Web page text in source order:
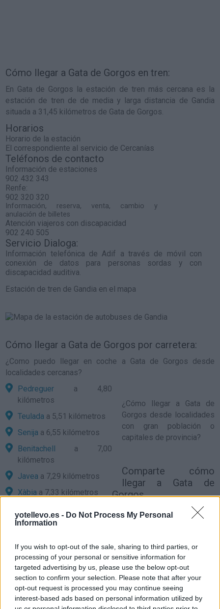
yotellevo.es - Do Not Process My Personal
Information
If you wish to opt-out of the sale, sharing to third parties, or
processing of your personal or sensitive information for
targeted advertising by us, please use the below opt-out
section to confirm your selection. Please note that after your
opt-out request is processed you may continue seeing
interest-based ads based on personal information utilized by
Cómo llegar a Gata de Gorgos en tren:
En Gata de Gorgos la estación de tren más cercana es la
estación de tren de de media y larga distancia de Gandia
situada a 31,45 kilómetros de Gata de Gorgos.
Horarios
Horario de la estación
El correspondiente al servicio de Cercanías
Teléfonos de contacto
Información de estaciones
902 432 343
Renfe:
902 320 320
Información, reserva, venta, cambio y
anulación de billetes
Atención viajeros con discapacidad
902 240 505
Servicio Dialoga:
Información telefónica de Adif a través de móvil con
conexión de datos para personas sordas y con
discapacidad auditiva.
Estación de tren de Gandia en el mapa
Cómo llegar a Gata de Gorgos por carretera:
¿Como puedo llegar en coche a Gata de Gorgos desde
localidades cercanas?
Pedreguer a 4,80
kilómetros
Teulada a 5,51 kilómetros
Senija a 6,55 kilómetros
Benitachell a 7,00
kilómetros
Javea a 7,29 kilómetros
Xàbia a 7,33 kilómetros
Ondaraa 7,85 kilómetros
Beniarbeiga 9,02
kilómetros
¿ Cómo llegar a Gata de
Gorgos desde localidades
con gran población o
capitales de provincia?
Alicantea 68,60 kilómetros
Valenciaa 86,83
Comparte cómo
llegar a Gata de
Gorgos
Gorgos